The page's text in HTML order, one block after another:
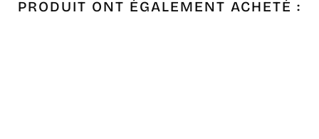
PRODUIT ONT ÉGALEMENT ACHETÉ :